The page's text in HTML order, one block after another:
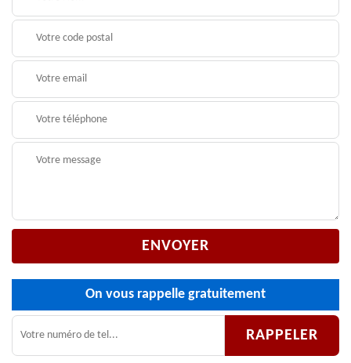
On vous rappelle gratuitement